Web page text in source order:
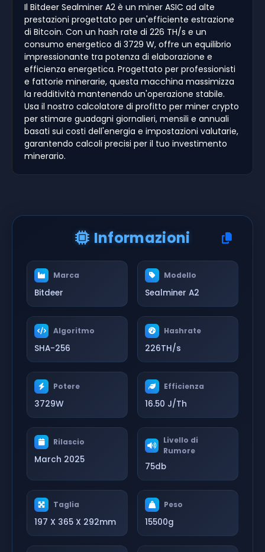
Il Bitdeer Sealminer A2 è un miner ASIC ad alte
prestazioni progettato per un'efficiente estrazione
di Bitcoin. Con un hash rate di 226 TH/s e un
consumo energetico di 3729 W, offre un equilibrio
impressionante tra potenza di elaborazione e
efficienza energetica. Progettato per professionisti
e fattorie minerarie, questa macchina massimizza
la redditività mantenendo un'operazione stabile.
Usa il nostro calcolatore di profitto per miner crypto
per stimare guadagni giornalieri, mensili e annuali
basati sui costi dell'energia e impostazioni valutarie,
garantendo calcoli precisi per il tuo investimento
minerario.
Informazioni
Marca
Bitdeer
Modello
Sealminer A2
Algoritmo
SHA-256
Hashrate
226TH/s
Potere
3729W
Efficienza
16.50 J/Th
Rilascio
March 2025
Livello di
Rumore
75db
Taglia
197 X 365 X 292mm
Peso
15500g